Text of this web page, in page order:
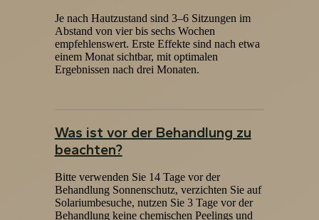
Je nach Hautzustand sind 3–6 Sitzungen im
Abstand von vier bis sechs Wochen
empfehlenswert. Erste Effekte sind nach etwa
einem Monat sichtbar, mit optimalen
Ergebnissen nach drei Monaten.
Was ist vor der Behandlung zu
beachten?
Bitte verwenden Sie 14 Tage vor der
Behandlung Sonnenschutz, verzichten Sie auf
Solariumbesuche, nutzen Sie 3 Tage vor der
Behandlung keine chemischen Peelings und